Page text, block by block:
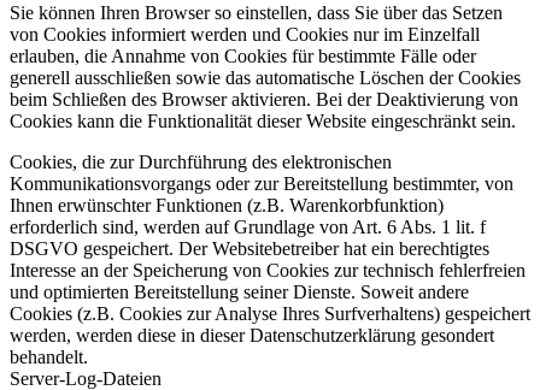
Sie können Ihren Browser so einstellen, dass Sie über das Setzen
von Cookies informiert werden und Cookies nur im Einzelfall
erlauben, die Annahme von Cookies für bestimmte Fälle oder
generell ausschließen sowie das automatische Löschen der Cookies
beim Schließen des Browser aktivieren. Bei der Deaktivierung von
Cookies kann die Funktionalität dieser Website eingeschränkt sein.
Cookies, die zur Durchführung des elektronischen
Kommunikationsvorgangs oder zur Bereitstellung bestimmter, von
Ihnen erwünschter Funktionen (z.B. Warenkorbfunktion)
erforderlich sind, werden auf Grundlage von Art. 6 Abs. 1 lit. f
DSGVO gespeichert. Der Websitebetreiber hat ein berechtigtes
Interesse an der Speicherung von Cookies zur technisch fehlerfreien
und optimierten Bereitstellung seiner Dienste. Soweit andere
Cookies (z.B. Cookies zur Analyse Ihres Surfverhaltens) gespeichert
werden, werden diese in dieser Datenschutzerklärung gesondert
behandelt.
Server-Log-Dateien